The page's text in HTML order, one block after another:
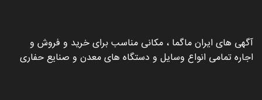
لینک های سریع